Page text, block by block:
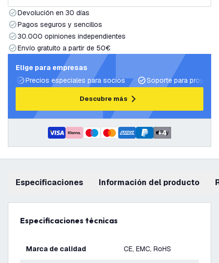
Devolución en 30 días
Pagos seguros y sencillos
30.000 opiniones independientes
Envío gratuito a partir de 50€
Elige para empresas
Precios especiales para socios
Soporte para
Descubre más
+4
Especificaciones información del producto
Especificaciones técnicas
Marca de calidad CE, EMC, RoHS